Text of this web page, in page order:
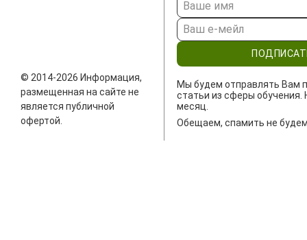
© 2014-2026 Информация,
размещенная на сайте не
является публичной
офертой.
Мы будем отправлять Вам
статьи из сферы обучения.
месяц.
Обещаем, спамить не